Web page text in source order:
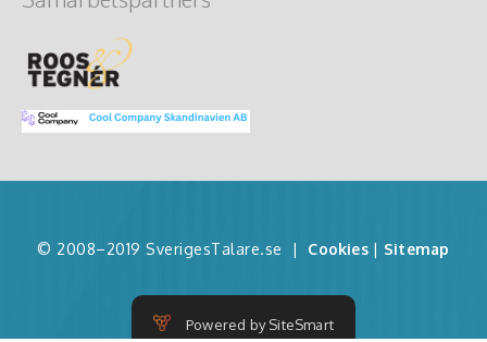
© 2008–2019 SverigesTalare.se | Cookies | Sitemap
Powered by SiteSmart